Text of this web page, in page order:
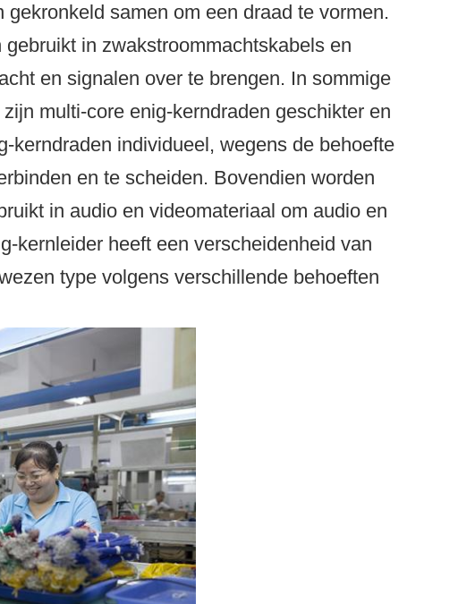
samen om een draad te vormen.
in zwakstroommachtskabels en
en signalen over te brengen. In sommige
multi-core enig-kerndraden geschikter en
kerndraden individueel, wegens de behoefte
en te scheiden. Bovendien worden
in audio en videomateriaal om audio en
kernleider heeft een verscheidenheid van
type volgens verschillende behoeften